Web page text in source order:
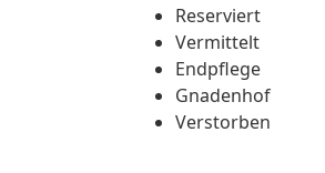
Reserviert
Vermittelt
Endpflege
Gnadenhof
Verstorben